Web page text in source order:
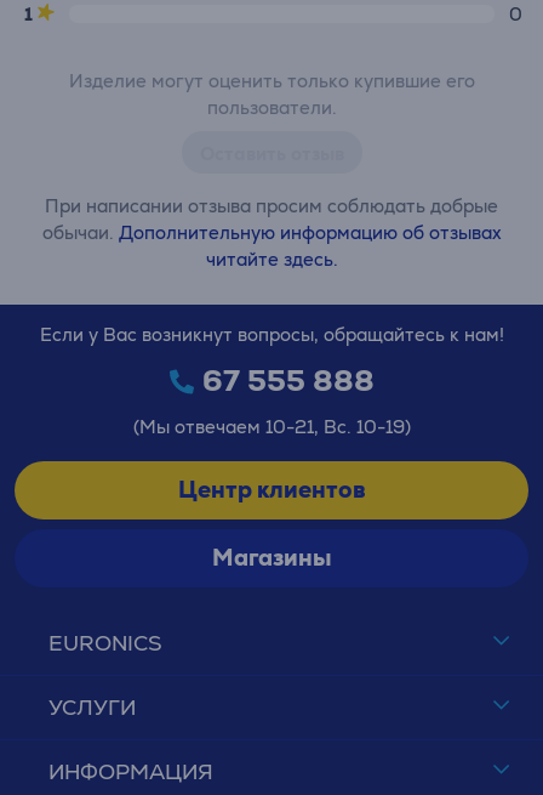
1
0
Изделие могут оценить только купившие его
пользователи.
При написании отзыва просим соблюдать добрые
обычаи. Дополнительную информацию об отзывах
читайте здесь.
EURONICS
УСЛУГИ
ИНФОРМАЦИЯ
Если у Вас возникнут вопросы, обращайтесь к нам!
67 555 888
(Мы отвечаем 10-21, Вс. 10-19)
Центр клиентов
Магазины